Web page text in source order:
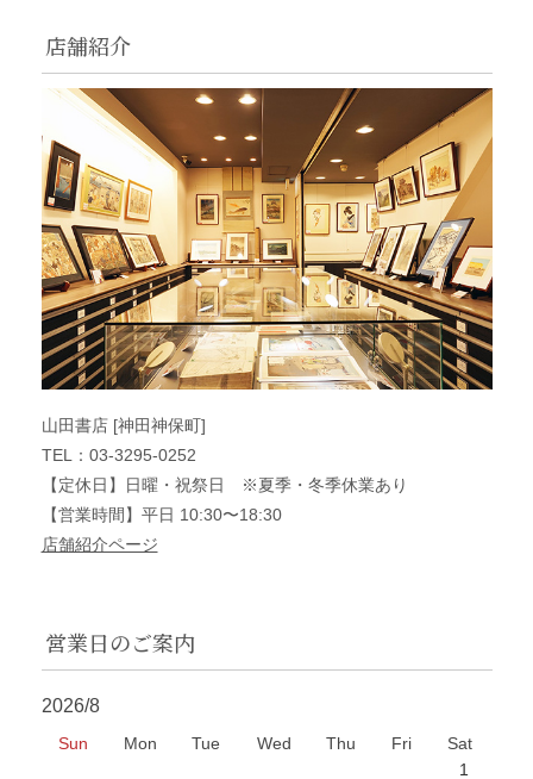
店舗紹介
山田書店 [神田神保町]
TEL：03-3295-0252
【定休日】日曜・祝祭日 ※夏季・冬季休業あり
【営業時間】平日 10:30〜18:30
店舗紹介ページ
営業日のご案内
2026/8
Sun Mon Tue Wed Thu Fri
Sat
1